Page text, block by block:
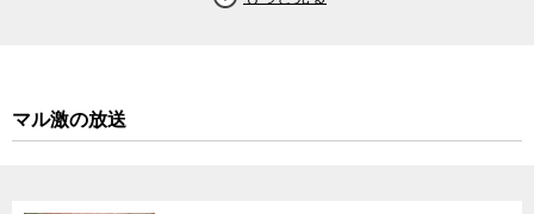
マル激の放送